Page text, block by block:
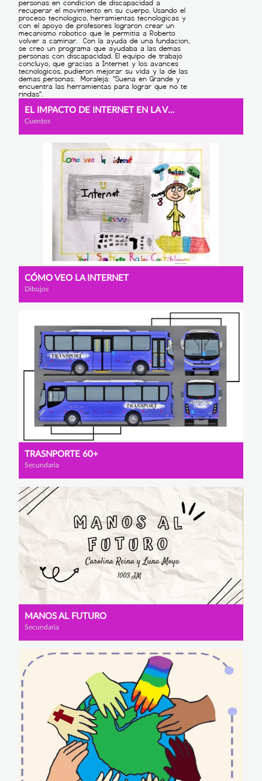
EL IMPACTO DE INTERNET EN LA VIDA Y EN LOS SUEÑOS.
Cuentos
CÓMO VEO LA INTERNET
Dibujos
TRASNPORTE 60+
Secundaria
MANOS AL FUTURO
Secundaria